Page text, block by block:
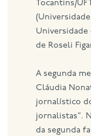
Tocantins/
Universidade
de Roseli
A segunda
Cláudia
jornalístico
jornalistas”.
da segunda